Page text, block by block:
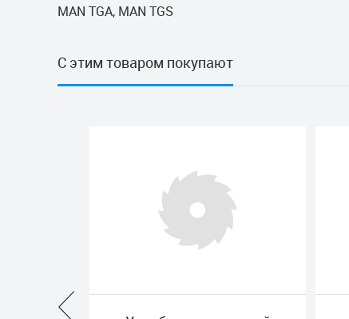
MAN TGA, MAN TGS
С этим товаром покупают